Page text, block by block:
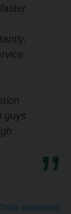
guys
Több ajánlólevél